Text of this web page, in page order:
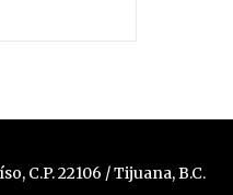
C.P. 22106 / Tijuana, B.C.